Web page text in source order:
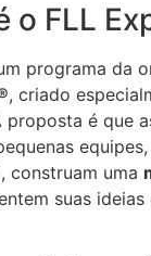
o FLL
programa da
, criado
proposta é que
construam uma
suas